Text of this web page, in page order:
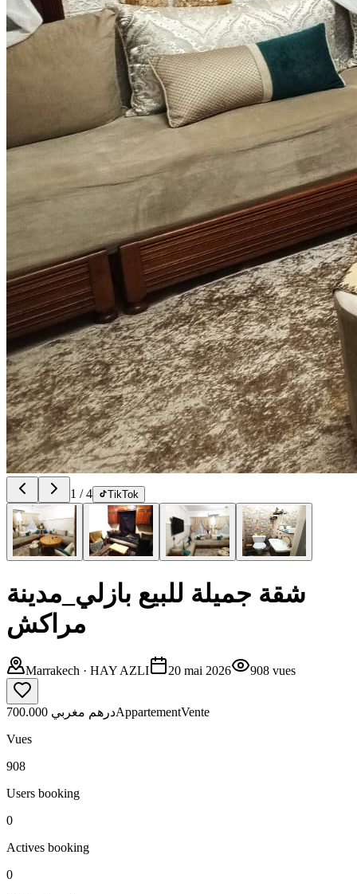
1 /4 TikTok
شقة جميلة للبيع بازلي_مدينة
مراكش
Marrakech · HAY AZLI 20 mai 2026 908 vues
700.000 درهم مغربيAppartementVente
Vues
908
Users booking
0
Actives booking
0